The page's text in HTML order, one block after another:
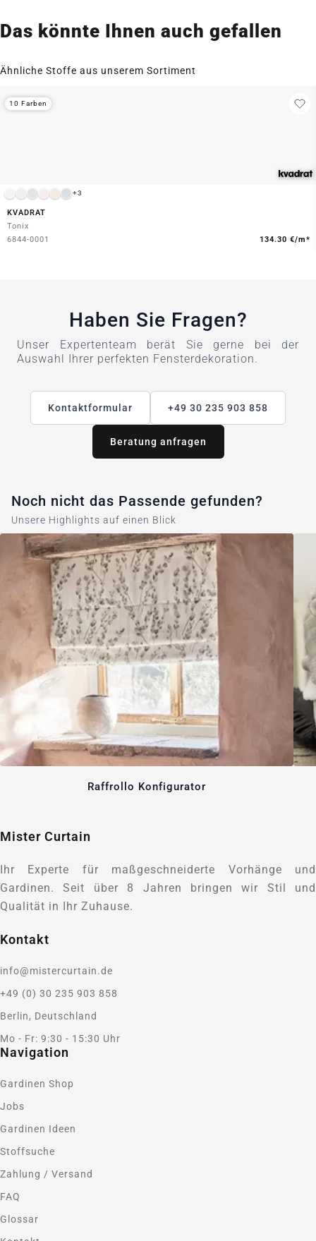
Das könnte Ihnen auch gefallen
Ähnliche Stoffe aus unserem Sortiment
+3
KVADRAT
Tonix
6844-0001
134.30 €/m*
10 Farben
Haben Sie Fragen?
Unser Expertenteam berät Sie gerne bei der
Auswahl Ihrer perfekten Fensterdekoration.
Kontaktformular +49 30 235 903 858
Beratung anfragen
Noch nicht das Passende gefunden?
Unsere Highlights auf einen Blick
Raffrollo Konfigurator
Mister Curtain
Ihr Experte für maßgeschneiderte Vorhänge und
Gardinen. Seit über 8 Jahren bringen wir Stil und
Qualität in Ihr Zuhause.
Kontakt
info@mistercurtain.de
+49 (0) 30 235 903 858
Berlin, Deutschland
Mo - Fr: 9:30 - 15:30 Uhr
Navigation
Gardinen Shop
Jobs
Gardinen Ideen
Stoffsuche
Zahlung / Versand
FAQ
Glossar